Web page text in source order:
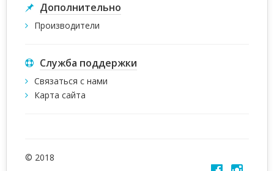
Дополнительно
Производители
Служба поддержки
Связаться с нами
Карта сайта
© 2018